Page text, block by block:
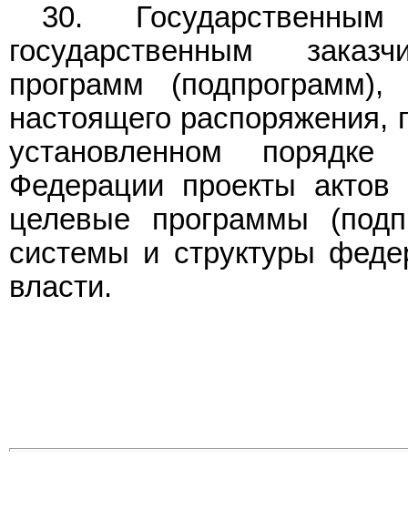
30. Государственным
государственным
программ
настоящего распоряжения,
установленном
Федерации проекты
целевые программы
системы и структуры
власти.